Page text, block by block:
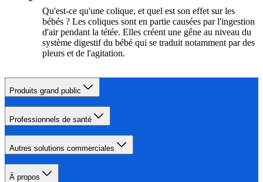
Qu'est-ce qu'une colique, et quel est son effet sur les
bébés ? Les coliques sont en partie causées par l'ingestion
d'air pendant la tétée. Elles créent une gêne au niveau du
système digestif du bébé qui se traduit notamment par des
pleurs et de l'agitation.
Produits grand public
Professionnels de santé
Autres solutions commerciales
À propos